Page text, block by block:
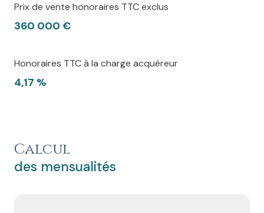
Prix de vente honoraires TTC exclus
360 000 €
Honoraires TTC à la charge acquéreur
4,17 %
Calcul
des mensualités